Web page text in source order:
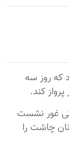
که روز سه
هوائی غور نشست
چاشت را